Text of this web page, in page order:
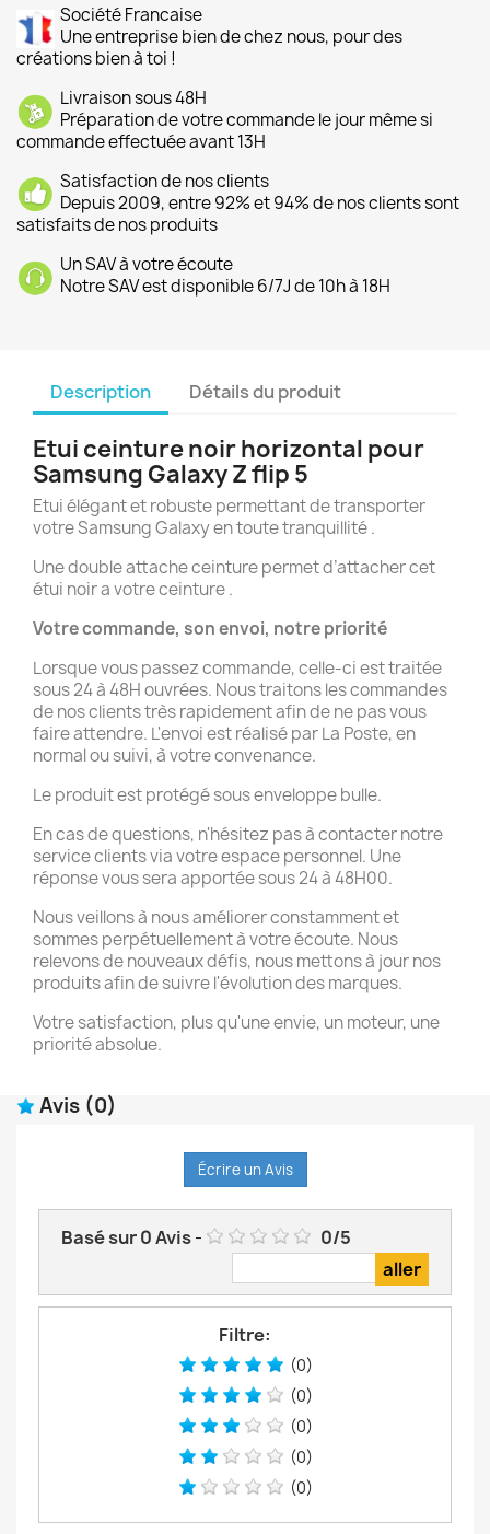
Société Francaise
Une entreprise bien de chez nous, pour des
créations bien à toi !
Livraison sous 48H
Préparation de votre commande le jour même si
commande effectuée avant 13H
Satisfaction de nos clients
Depuis 2009, entre 92% et 94% de nos clients sont
satisfaits de nos produits
Un SAV à votre écoute
Notre SAV est disponible 6/7J de 10h à 18H
Description Détails du produit
Etui ceinture noir horizontal pour
Samsung Galaxy Z flip 5
Etui élégant et robuste permettant de transporter
votre Samsung Galaxy en toute tranquillité .
Une double attache ceinture permet d’attacher cet
étui noir a votre ceinture .
Votre commande, son envoi, notre priorité
Lorsque vous passez commande, celle-ci est traitée
sous 24 à 48H ouvrées. Nous traitons les commandes
de nos clients très rapidement afin de ne pas vous
faire attendre. L'envoi est réalisé par La Poste, en
normal ou suivi, à votre convenance.
Le produit est protégé sous enveloppe bulle.
En cas de questions, n'hésitez pas à contacter notre
service clients via votre espace personnel. Une
réponse vous sera apportée sous 24 à 48H00.
Nous veillons à nous améliorer constamment et
sommes perpétuellement à votre écoute. Nous
relevons de nouveaux défis, nous mettons à jour nos
produits afin de suivre l'évolution des marques.
Votre satisfaction, plus qu'une envie, un moteur, une
priorité absolue.
Avis (0)
Écrire un Avis
Basé sur0Avis- 0/5
Filtre:
(0)
(0)
(0)
(0)
(0)